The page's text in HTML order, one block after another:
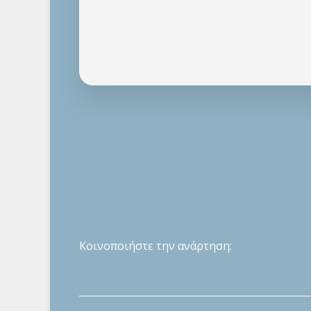
Κοινοποιήστε την ανάρτηση: